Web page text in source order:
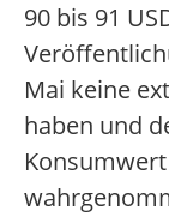
90 bis 91
Mai keine
haben und